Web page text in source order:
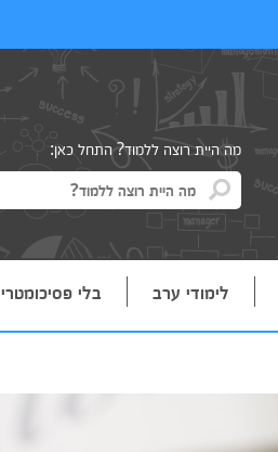
מה היית רוצה ללמוד? התחל כאן:
לימודי ערב בלי פסיכומטרי